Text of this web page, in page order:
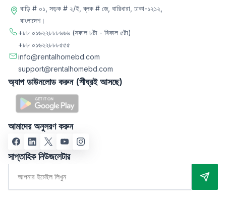
বাড়ি # ০১, সড়ক # ২/ই, ব্লক # জে, বারিধারা, ঢাকা-১২১২,
বাংলাদেশ।
+৮৮ ০১৬২২৮৮৮৬৬৬ (সকাল ৮টা - বিকাল ৫টা)
+৮৮ ০১৬২২৮৮৮৫৫৫
info@rentalhomebd.com
support@rentalhomebd.com
অ্যাপ ডাউনলোড করুন (শীঘ্রই আসছে)
আমাদের অনুসরণ করুন
সাপ্তাহিক নিউজলেটার